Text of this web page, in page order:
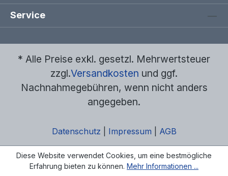
Service
* Alle Preise exkl. gesetzl. Mehrwertsteuer
zzgl.Versandkosten und ggf.
Nachnahmegebühren, wenn nicht anders
angegeben.
Datenschutz Impressum AGB
Diese Website verwendet Cookies, um eine bestmögliche
Erfahrung bieten zu können. Mehr Informationen ...